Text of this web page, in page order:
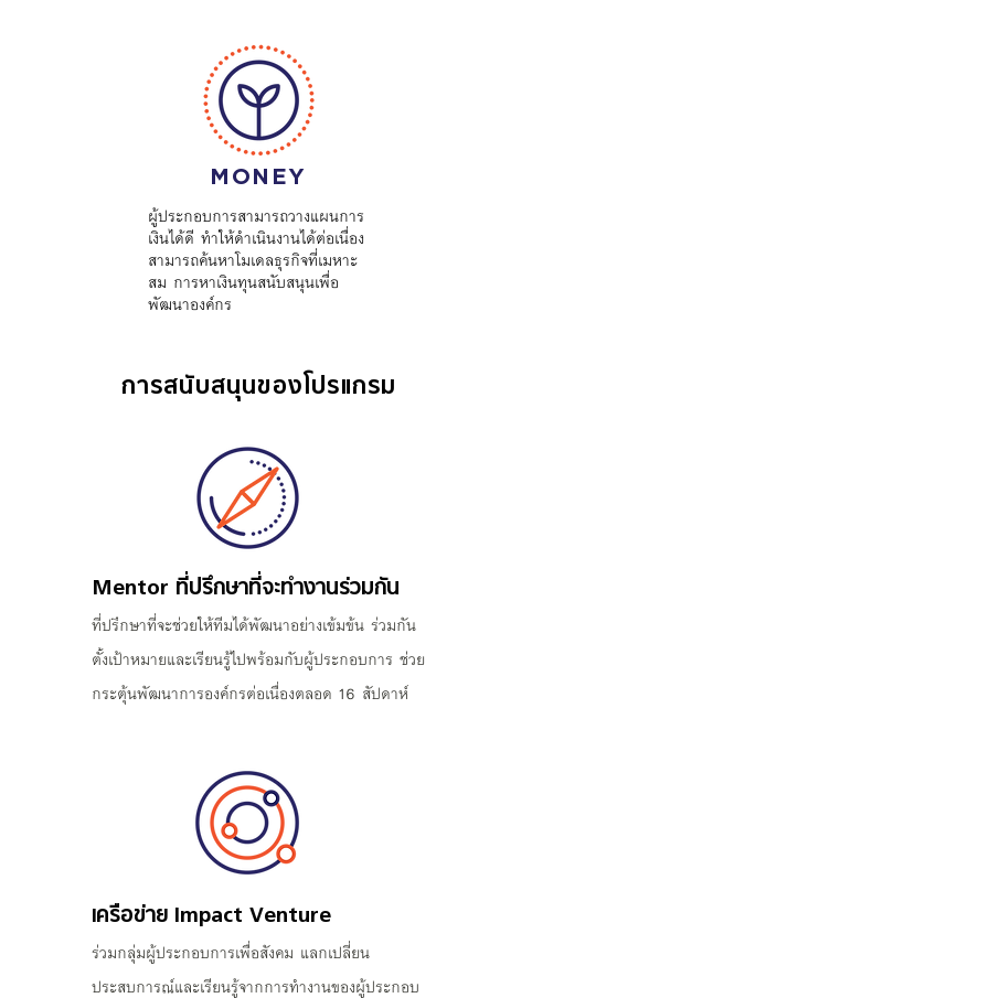
MONEY
ผู้ประกอบการสามารถวางแผนการ
เงินได้ดี ทำให้ดำเนินงานได้ต่อเนื่อง
สามารถค้นหาโมเดลธุรกิจที่เมหาะ
สม การหาเงินทุนสนับสนุนเพื่อ
พัฒนาองค์กร
การสนับสนุนของโปรแกรม
Mentor ที่ปรึกษาที่จะทำงานร่วมกัน
ที่ปรึกษาที่จะช่วยให้ทีมได้พัฒนาอย่างเข้มข้น ร่วมกัน
ตั้งเป้าหมายและเรียนรู้ไปพร้อมกับผู้ประกอบการ ช่วย
กระตุ้นพัฒนาการองค์กรต่อเนื่องตลอด 16 สัปดาห์
เครือข่าย Impact Venture
ร่วมกลุ่มผู้ประกอบการเพื่อสังคม แลกเปลี่ยน
ประสบการณ์และเรียนรู้จากการทำงานของผู้ประกอบ